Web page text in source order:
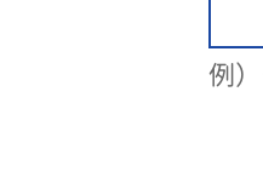
例